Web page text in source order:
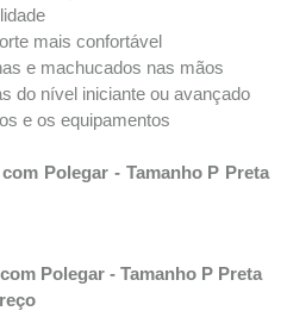
mais confortável
e machucados nas mãos
do nível iniciante ou avançado
e os equipamentos
Polegar - Tamanho P Preta
Polegar - Tamanho P Preta